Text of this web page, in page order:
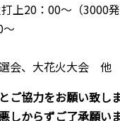
20：00～（3000発
～
会、大花火大会 他
協力をお願い致しま
からずご了承願いま